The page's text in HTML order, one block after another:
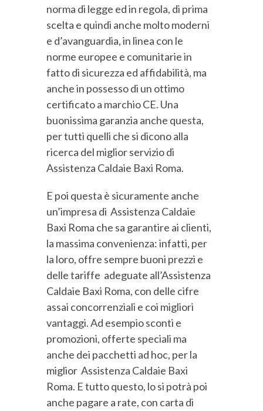
norma di legge ed in regola, di prima
scelta e quindi anche molto moderni
e d’avanguardia, in linea con le
norme europee e comunitarie in
fatto di sicurezza ed affidabilità, ma
anche in possesso di un ottimo
certificato a marchio CE. Una
buonissima garanzia anche questa,
per tutti quelli che si dicono alla
ricerca del miglior servizio di
Assistenza Caldaie Baxi Roma.
E poi questa è sicuramente anche
un’impresa di Assistenza Caldaie
Baxi Roma che sa garantire ai clienti,
la massima convenienza: infatti, per
la loro, offre sempre buoni prezzi e
delle tariffe adeguate all’Assistenza
Caldaie Baxi Roma, con delle cifre
assai concorrenziali e coi migliori
vantaggi. Ad esempio sconti e
promozioni, offerte speciali ma
anche dei pacchetti ad hoc, per la
miglior Assistenza Caldaie Baxi
Roma. E tutto questo, lo si potrà poi
anche pagare a rate, con carta di